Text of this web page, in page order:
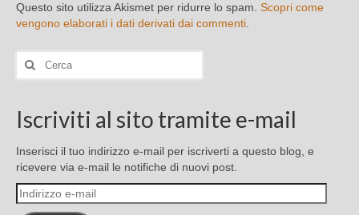
Questo sito utilizza Akismet per ridurre lo spam. Scopri come
vengono elaborati i dati derivati dai commenti
Cerca:
Iscriviti al sito tramite e-mail
Inserisci il tuo indirizzo e-mail per iscriverti a questo blog, e
ricevere via e-mail le notifiche di nuovi post.
Indirizzo
e-